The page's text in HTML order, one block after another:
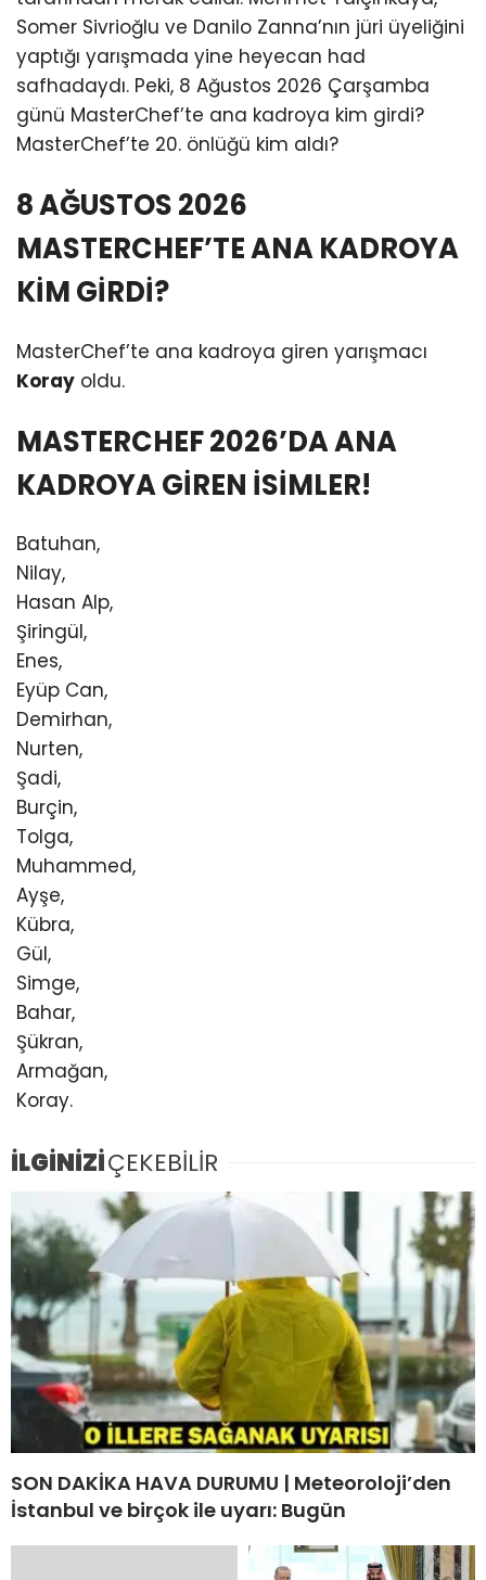
Somer Sivrioğlu ve Danilo Zanna’nın jüri üyeliğini
yaptığı yarışmada yine heyecan had
safhadaydı. Peki, 8 Ağustos 2026 Çarşamba
günü MasterChef’te ana kadroya kim girdi?
MasterChef’te 20. önlüğü kim aldı?
8 AĞUSTOS 2026
MASTERCHEF’TE ANA KADROYA
KİM GİRDİ?
MasterChef’te ana kadroya giren yarışmacı
Koray oldu.
MASTERCHEF 2026’DA ANA
KADROYA GİREN İSİMLER!
Batuhan,
Nilay,
Hasan Alp,
Şiringül,
Enes,
Eyüp Can,
Demirhan,
Nurten,
Şadi,
Burçin,
Tolga,
Muhammed,
Ayşe,
Kübra,
Gül,
Simge,
Bahar,
Şükran,
Armağan,
Koray.
İLGİNİZİÇEKEBİLİR
SON DAKİKA HAVA DURUMU | Meteoroloji’den
İstanbul ve birçok ile uyarı: Bugün